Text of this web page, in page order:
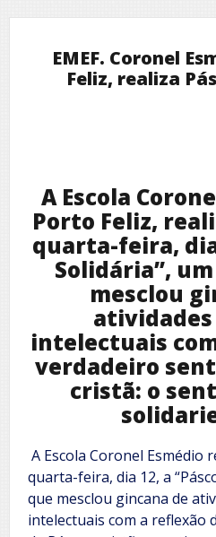
EMEF. Coronel
Feliz, realiza
A Escola
Porto Feliz,
quarta-feira, dia
Solidária”,
mesclou
intelectuais
verdadeiro
cristã: o
A Escola Coronel Esmédio
quarta-feira, dia 12, a
que mesclou gincana de
intelectuais com a reflexão